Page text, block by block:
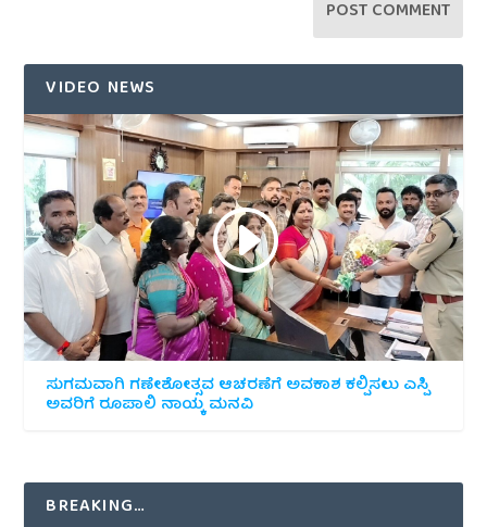
VIDEO NEWS
ಸುಗಮವಾಗಿ ಗಣೇಶೋತ್ಸವ ಆಚರಣೆಗೆ ಅವಕಾಶ ಕಲ್ಪಿಸಲು ಎಸ್ಪಿ
ಅವರಿಗೆ ರೂಪಾಲಿ ನಾಯ್ಕ ಮನವಿ
BREAKING…